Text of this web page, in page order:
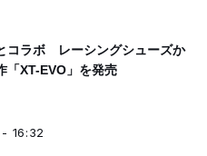
コラボ レーシングシューズか
「XT-EVO」を発売
16:32